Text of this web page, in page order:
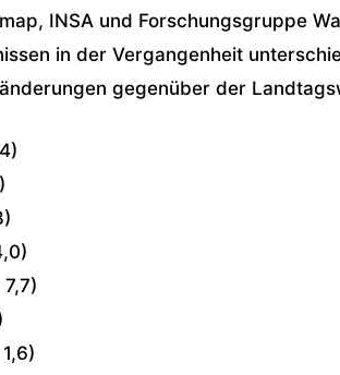
INSA und Forschungsgruppe
in der Vergangenheit
gegenüber der